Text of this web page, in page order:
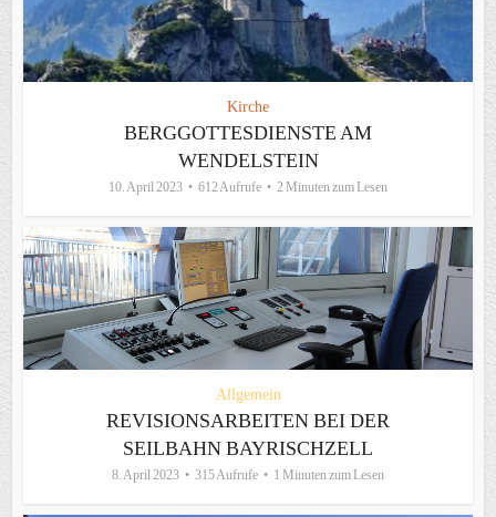
Kirche
BERGGOTTESDIENSTE AM
WENDELSTEIN
10. April 2023 612 Aufrufe 2 Minuten zum Lesen
Allgemein
REVISIONSARBEITEN BEI DER
SEILBAHN BAYRISCHZELL
8. April 2023 315 Aufrufe 1 Minuten zum Lesen